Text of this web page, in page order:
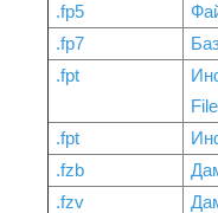
.fp5
.fp7
.fpt
.fpt
.fzb
.fzv